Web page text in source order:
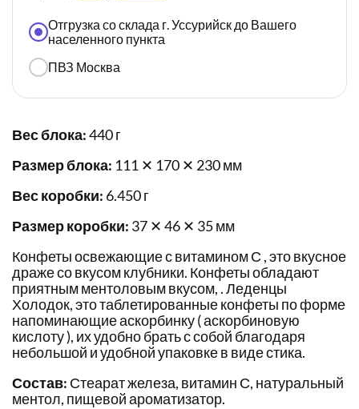
Отгрузка со склада г. Уссурийск до Вашего
населенного пункта
ПВЗ Москва
Вес блока:440 г
Размер блока: 111 ✕ 170 ✕ 230 мм
Вес коробки: 6.450 г
Размер коробки: 37 ✕ 46 ✕ 35 мм
Конфеты освежающие с витамином С , это вкусное
драже со вкусом клубники. Конфеты обладают
приятным ментоловым вкусом, . Леденцы
Холодок, это таблетированные конфеты по форме
напоминающие аскорбинку ( аскорбиновую
кислоту ), их удобно брать с собой благодаря
небольшой и удобной упаковке в виде стика.
Состав: Стеарат железа, витамин С, натуральный
ментол, пищевой ароматизатор.